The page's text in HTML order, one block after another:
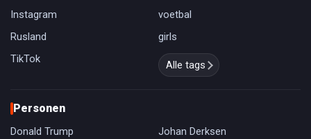
Instagram
voetbal
Rusland
girls
TikTok
Alle tags
Personen
Donald Trump
Johan Derksen